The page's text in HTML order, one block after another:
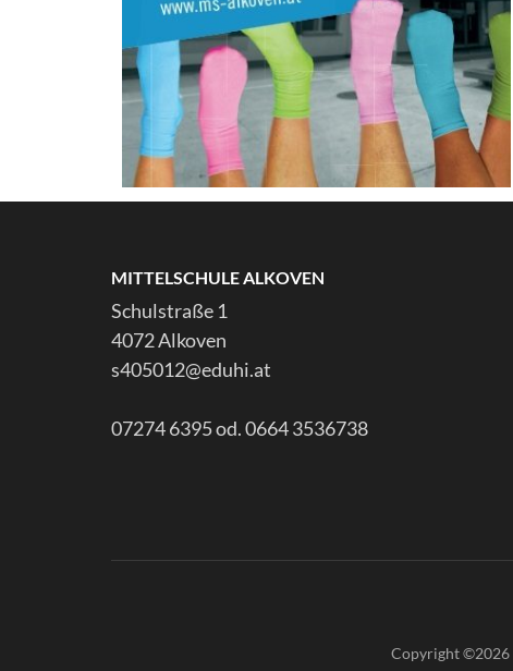
MITTELSCHULE ALKOVEN
Schulstraße 1
4072 Alkoven
s405012@eduhi.at
07274 6395 od. 0664 3536738
Copyright ©2026